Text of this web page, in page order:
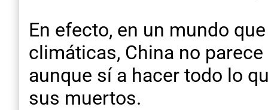
En efecto, en un mundo
climáticas, China no
aunque sí a hacer todo lo
sus muertos.